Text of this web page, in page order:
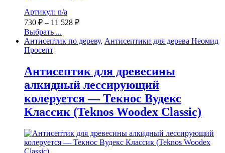
Артикул: n/a
730 ₽ – 11 528 ₽
Выбрать ...
Антисептик по дереву, Антисептики для дерева Неомид
Просепт
Антисептик для древесины
алкидный лессирующий
колеруется — Текнос Вудекс
Классик (Teknos Woodex Classic)